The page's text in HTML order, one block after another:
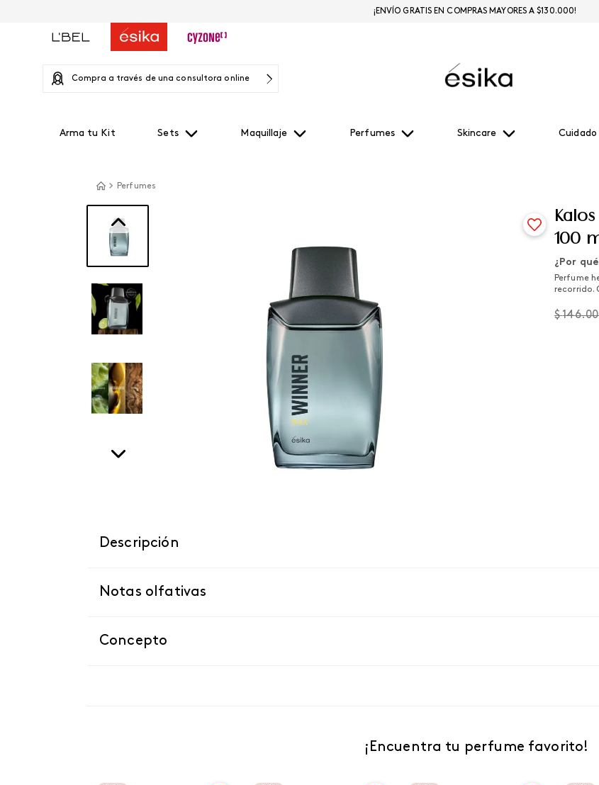
Compra a través de una consultora online
Arma tu Kit Sets Maquillaje Perfumes Skincare Cuidado
¡ENVÍO GRATIS EN COMPRAS MAYORES A $130.000!
Perfumes
100
¿Por
Perfume
recorrido.
$146.
Descripción
Notas olfativas
Concepto
¡Encuentra tu perfume favorito!